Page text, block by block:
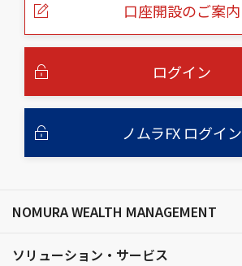
口座開設のご案内
ログイン
ノムラFX ログイン
NOMURA WEALTH MANAGEMENT
ソリューション・サービス